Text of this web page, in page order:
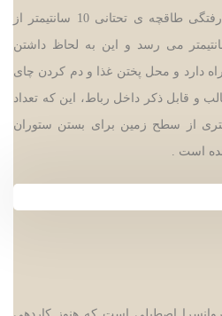
متر به چشم می خورد . فرو رفتگی طاقچه ی تحتانی 10 سانتیمتر از
بیشتر است به 45 سانتیمتر می رسد و این به لحاظ داشتن
دارد و محل پختن غذا و دم کردن چای
و قابل ذکر داخل رباط، این که تعداد
50 سانتی متری از سطح زمین برای بستن ستوران
است .